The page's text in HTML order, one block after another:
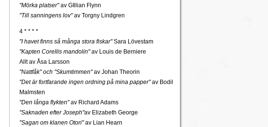
"Mörka platser"av GIllian Flynn
"Till sanningens lov"av Torgny Lindgren
4 * * * *
"I havet finns så många stora fiskar"Sara Lövestam
"Kapten Corellis mandolin"av Louis de Berniere
Allt av Åsa Larsson
"Nattfåk" och "Skumtimmen"av Johan Theorin
"Det är fortfarande ingen ordning på mina papper"av Bodil
Malmsten
"Den långa flykten"av Richard Adams
"Saknaden efter Joseph"av Elizabeth George
"Sagan om klanen Otori"av Lian Hearn